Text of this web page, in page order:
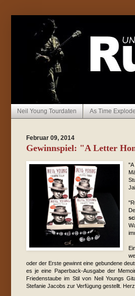
Neil Young Tourdaten As Time
Februar 09, 2014
Gewinnspiel: "A Letter
oder der Erste gewinnt eine gebundene
es je eine Paperback-Ausgabe der
Friedenstaube im Stil von Neil Youngs
Stefanie Jacobs zur Verfügung gestellt.